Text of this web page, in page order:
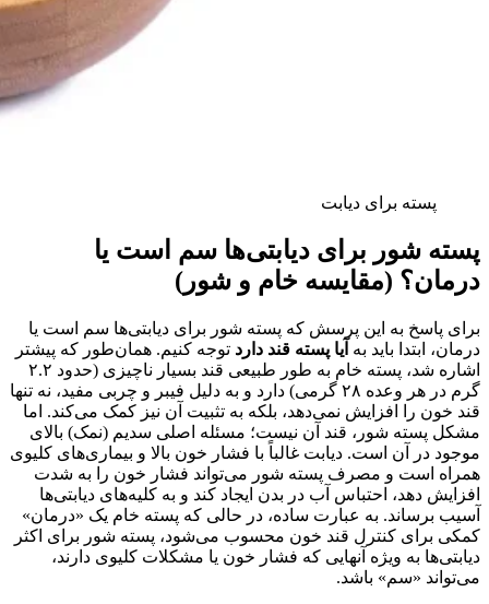
پسته برای دیابت
پسته شور برای دیابتی‌ها سم است یا
درمان؟ (مقایسه خام و شور)
برای پاسخ به این پرسش که پسته شور برای دیابتی‌ها سم است یا
درمان، ابتدا باید به آیا پسته قند دارد توجه کنیم. همان‌طور که پیشتر
اشاره شد، پسته خام به طور طبیعی قند بسیار ناچیزی (حدود ۲.۲
گرم در هر وعده ۲۸ گرمی) دارد و به دلیل فیبر و چربی مفید، نه تنها
قند خون را افزایش نمی‌دهد، بلکه به تثبیت آن نیز کمک می‌کند. اما
مشکل پسته شور، قند آن نیست؛ مسئله اصلی سدیم (نمک) بالای
موجود در آن است. دیابت غالباً با فشار خون بالا و بیماری‌های کلیوی
همراه است و مصرف پسته شور می‌تواند فشار خون را به شدت
افزایش دهد، احتباس آب در بدن ایجاد کند و به کلیه‌های دیابتی‌ها
آسیب برساند. به عبارت ساده، در حالی که پسته خام یک «درمان»
کمکی برای کنترل قند خون محسوب می‌شود، پسته شور برای اکثر
دیابتی‌ها به ویژه آنهایی که فشار خون یا مشکلات کلیوی دارند،
می‌تواند «سم» باشد.